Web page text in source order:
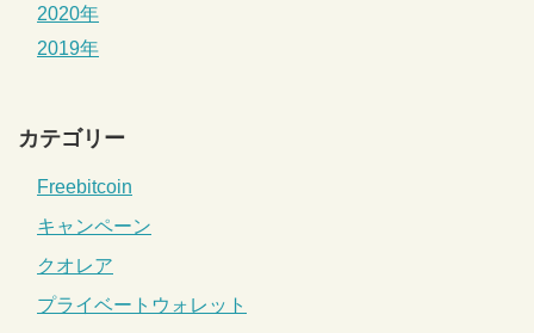
2020年
2019年
カテゴリー
Freebitcoin
キャンペーン
クオレア
プライベートウォレット